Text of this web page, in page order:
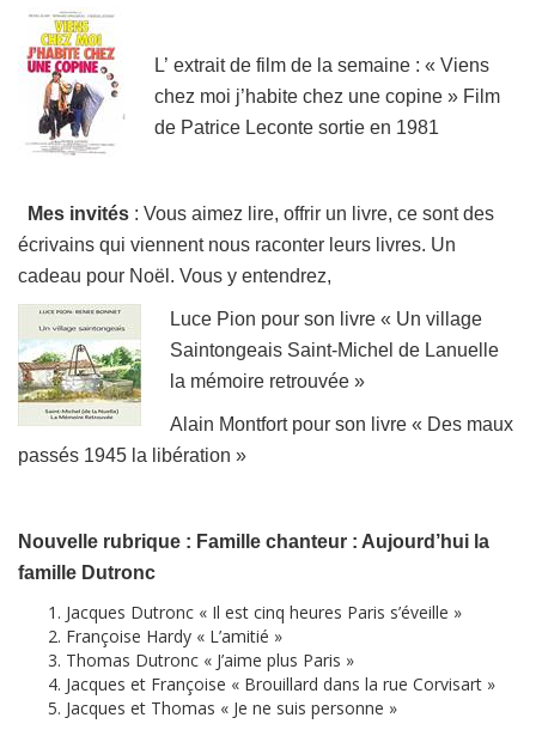
L’ extrait de film de la semaine : « Viens
chez moi j’habite chez une copine » Film
de Patrice Leconte sortie en 1981
Mes invités : Vous aimez lire, offrir un livre, ce sont des
écrivains qui viennent nous raconter leurs livres. Un
cadeau pour Noël. Vous y entendrez,
Luce Pion pour son livre « Un village
Saintongeais Saint-Michel de Lanuelle
la mémoire retrouvée »
Alain Montfort pour son livre « Des maux
passés 1945 la libération »
Nouvelle rubrique : Famille chanteur : Aujourd’hui la
famille Dutronc
Jacques Dutronc « Il est cinq heures Paris s’éveille »
Françoise Hardy « L’amitié »
Thomas Dutronc « J’aime plus Paris »
Jacques et Françoise « Brouillard dans la rue Corvisart »
Jacques et Thomas « Je ne suis personne »